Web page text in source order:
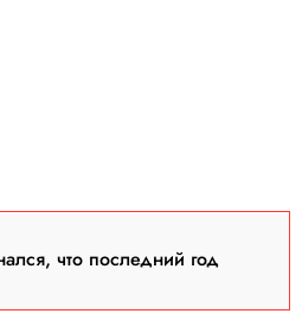
что последний год